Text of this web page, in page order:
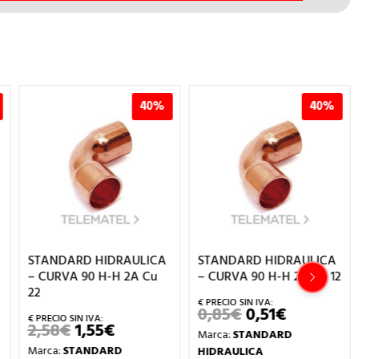
40%
STANDARD HIDRAULICA
– CURVA 90 H-H 2A Cu
22
2,58€EL
PRECIO
1,55€EL
PRECIO
Marca:STANDARD
40%
STANDARD HIDRAULICA
– CURVA 90 H-H 2A Cu 12
0,85€EL
PRECIO
ORIGINAL
ERA:
0,51€EL
PRECIO
ACTUAL
Marca:STANDARD
HIDRAULICA